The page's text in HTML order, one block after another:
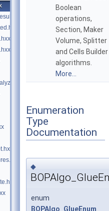
Boolean
operations,
Section, Maker
Volume, Splitter
and Cells Builder
algorithms.
More...
Enumeration
Type
Documentation
◆
enum
BOPAlgo_GlueEnum